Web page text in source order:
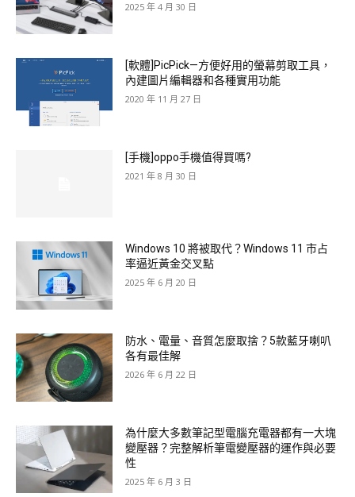
2025 年 4 月 30 日
[軟體]PicPick—方便好用的螢幕剪取工具，
內建圖片編輯器和各種實用功能
2020 年 11 月 27 日
[手機]oppo手機值得買嗎?
2021 年 8 月 30 日
Windows 10 將被取代？Windows 11 市占
率逼近黃金交叉點
2025 年 6 月 20 日
防水、電量、音質怎麼取捨？5款藍牙喇叭
各有最佳解
2026 年 6 月 22 日
為什麼大多數筆記型電腦充電器都有一大塊
變壓器？完整解析筆電變壓器的運作與必要
性
2025 年 6 月 3 日